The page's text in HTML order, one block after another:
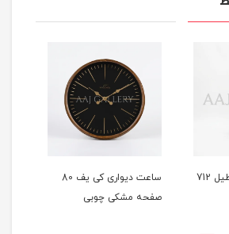
ساعت دیواری مستطیل 712
ساعت دیواری کی یف 80
صفحه مشکی چوبی